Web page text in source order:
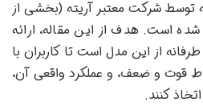
شرکت معتبر آریته (بخشی از
شده است. هدف از این مقاله، ارائه
از این مدل است تا کاربران با
قوت و ضعف، و عملکرد واقعی آن،
کنند.